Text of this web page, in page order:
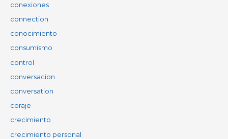
conexiones
connection
conocimiento
consumismo
control
conversacion
conversation
coraje
crecimiento
crecimiento personal